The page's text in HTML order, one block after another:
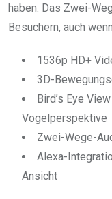
haben. Das Zwei-
Besuchern, auch
1536p HD+
3D-
Bird’s Eye
Vogelperspektive
Zwei-Wege-
Alexa-
Ansicht